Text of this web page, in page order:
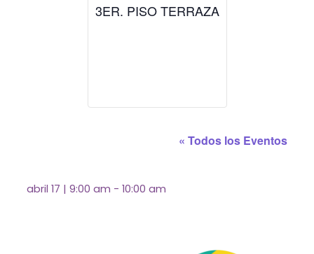
3ER. PISO TERRAZA
« Todos los Eventos
abril 17 | 9:00 am - 10:00 am